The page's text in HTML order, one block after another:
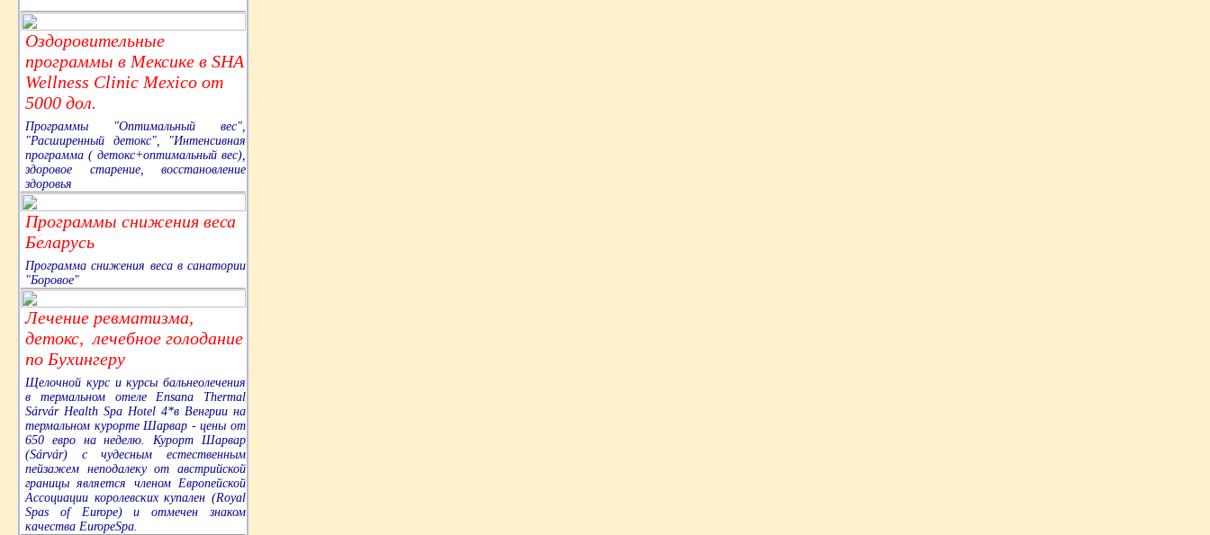
Оздоровительные
программы в Мексике в SHA
Wellness Clinic Mexico от
5000 дол.
Программы "Оптимальный вес",
"Расширенный детокс", "Интенсивная
программа ( детокс+оптимальный вес),
здоровое старение, восстановление
здоровья
Программы снижения веса
Беларусь
Программа снижения веса в санатории
"Боровое"
Лечение ревматизма,
детокс, лечебное голодание
по Бухингеру
Щелочной курс и курсы бальнеолечения
в термальном отеле Ensana Thermal
Sárvár Health Spa Hotel 4*в Венгрии на
термальном курорте Шарвар - цены от
650 евро на неделю. Курорт Шарвар
(Sárvár) с чудесным естественным
пейзажем неподалеку от австрийской
границы является членом Европейской
Ассоциации королевских купален (Royal
Spas of Europe) и отмечен знаком
качества EuropeSpa.